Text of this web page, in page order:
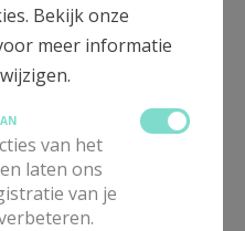
dingen die verschil
hoe is het?”. Ook al
gedaan en andere
diepste zorgpastor. Ik
rustbaken moet zijn, in
Bekijk onze
meer informatie
van het
laten ons
van je